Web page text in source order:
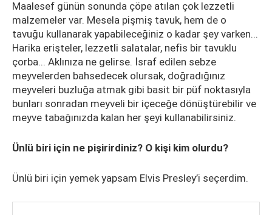
Maalesef günün sonunda çöpe atılan çok lezzetli
malzemeler var. Mesela pişmiş tavuk, hem de o
tavuğu kullanarak yapabileceğiniz o kadar şey varken...
Harika erişteler, lezzetli salatalar, nefis bir tavuklu
çorba... Aklınıza ne gelirse. İsraf edilen sebze
meyvelerden bahsedecek olursak, doğradığınız
meyveleri buzluğa atmak gibi basit bir püf noktasıyla
bunları sonradan meyveli bir içeceğe dönüştürebilir ve
meyve tabağınızda kalan her şeyi kullanabilirsiniz.
Ünlü biri için ne pişirirdiniz? O kişi kim olurdu?
Ünlü biri için yemek yapsam Elvis Presley’i seçerdim.